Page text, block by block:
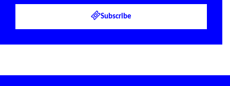
Subscribe